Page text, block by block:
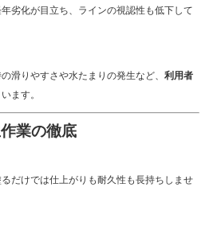
劣化が目立ち、ラインの視認性も低下して
滑りやすさや水たまりの発生など、利用者
ます。
業の徹底
だけでは仕上がりも耐久性も長持ちしませ